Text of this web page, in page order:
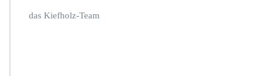
das Kiefholz-Team